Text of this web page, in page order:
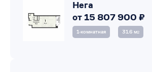
Нега
от 15 807 900 ₽
1‑комнатная 31.6 м2